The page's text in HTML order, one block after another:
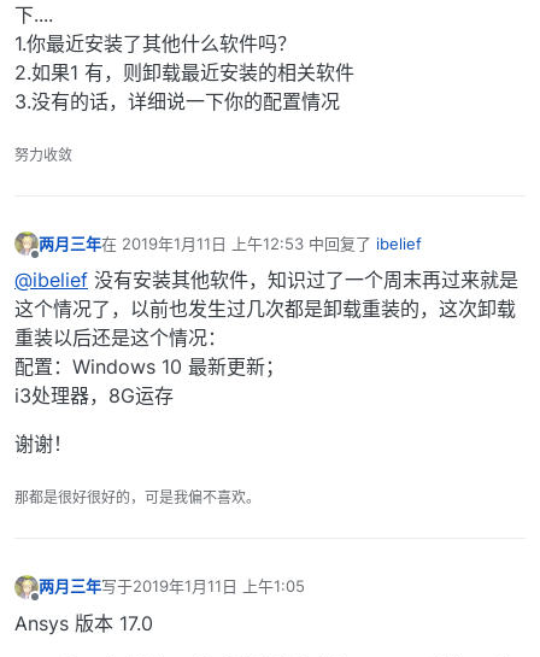
下....
1.你最近安装了其他什么软件吗？
2.如果1 有，则卸载最近安装的相关软件
3.没有的话，详细说一下你的配置情况
努力收敛
两月三年在 2019年1月11日 上午12:53 中回复了 ibelief
最后由 编辑
@ibelief 没有安装其他软件，知识过了一个周末再过来就是
这个情况了，以前也发生过几次都是卸载重装的，这次卸载
重装以后还是这个情况：
配置：Windows 10 最新更新；
i3处理器，8G运存
谢谢！
那都是很好很好的，可是我偏不喜欢。
两月三年写于2019年1月11日 上午1:05
最后由 编辑
Ansys 版本 17.0